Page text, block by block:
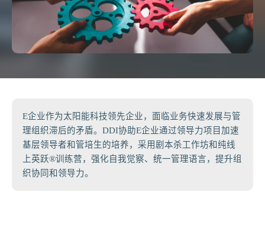
E企业作为太阳能科技领先企业，面临业务快速发展与管
理组织滞后的矛盾。DDI协助E企业通过领导力项目加速
基层领导者和管培生的培养，采用剧本杀工作坊和纯线
上英跃®训练营，强化自我觉察、统一管理语言，提升组
织协同和领导力。